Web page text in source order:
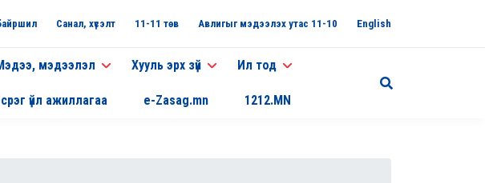
Санал, хүсэлт 11-11 төв Авлигыг мэдээлэх утас 11-10 English
мэдээлэл Хууль эрх зүй Ил тод
үйл ажиллагаа e-Zasag.mn 1212.MN